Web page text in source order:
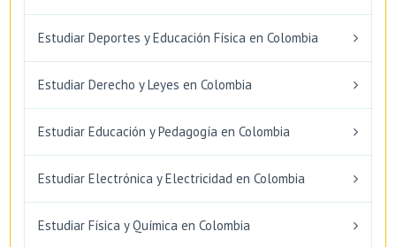
Estudiar Deportes y Educación Física en Colombia
Estudiar Derecho y Leyes en Colombia
Estudiar Educación y Pedagogía en Colombia
Estudiar Electrónica y Electricidad en Colombia
Estudiar Física y Química en Colombia